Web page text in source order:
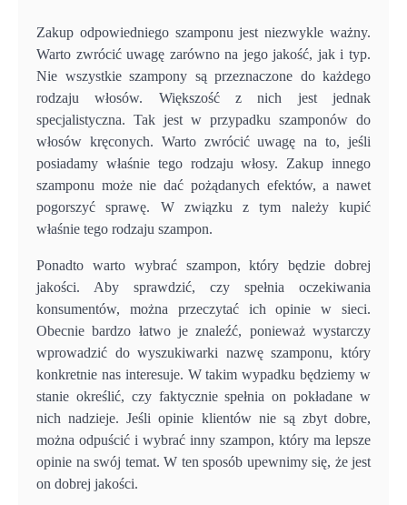
Zakup odpowiedniego szamponu jest niezwykle ważny.
Warto zwrócić uwagę zarówno na jego jakość, jak i typ.
Nie wszystkie szampony są przeznaczone do każdego
rodzaju włosów. Większość z nich jest jednak
specjalistyczna. Tak jest w przypadku szamponów do
włosów kręconych. Warto zwrócić uwagę na to, jeśli
posiadamy właśnie tego rodzaju włosy. Zakup innego
szamponu może nie dać pożądanych efektów, a nawet
pogorszyć sprawę. W związku z tym należy kupić
właśnie tego rodzaju szampon.
Ponadto warto wybrać szampon, który będzie dobrej
jakości. Aby sprawdzić, czy spełnia oczekiwania
konsumentów, można przeczytać ich opinie w sieci.
Obecnie bardzo łatwo je znaleźć, ponieważ wystarczy
wprowadzić do wyszukiwarki nazwę szamponu, który
konkretnie nas interesuje. W takim wypadku będziemy w
stanie określić, czy faktycznie spełnia on pokładane w
nich nadzieje. Jeśli opinie klientów nie są zbyt dobre,
można odpuścić i wybrać inny szampon, który ma lepsze
opinie na swój temat. W ten sposób upewnimy się, że jest
on dobrej jakości.